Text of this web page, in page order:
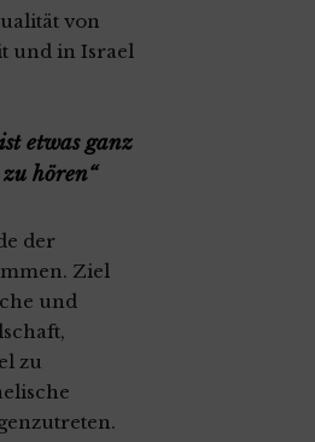
von
und in Israel
etwas ganz
hören“
der
Ziel
und
zu